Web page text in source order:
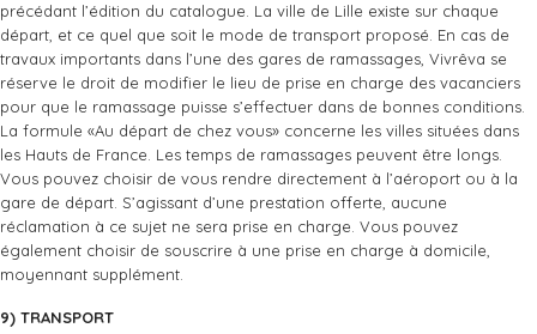
précédant l’édition du catalogue. La ville de Lille existe sur chaque
départ, et ce quel que soit le mode de transport proposé. En cas de
travaux importants dans l’une des gares de ramassages, Vivrêva se
réserve le droit de modifier le lieu de prise en charge des vacanciers
pour que le ramassage puisse s’effectuer dans de bonnes conditions.
La formule «Au départ de chez vous» concerne les villes situées dans
les Hauts de France. Les temps de ramassages peuvent être longs.
Vous pouvez choisir de vous rendre directement à l’aéroport ou à la
gare de départ. S’agissant d’une prestation offerte, aucune
réclamation à ce sujet ne sera prise en charge. Vous pouvez
également choisir de souscrire à une prise en charge à domicile,
moyennant supplément.
9) TRANSPORT